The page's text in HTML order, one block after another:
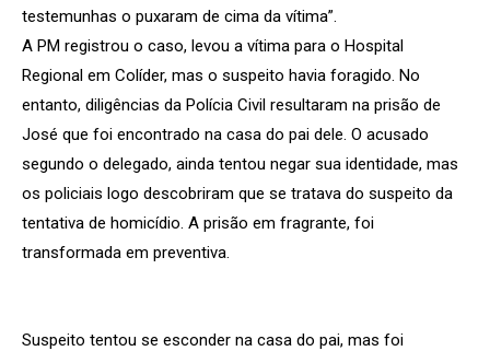
testemunhas o puxaram de cima da vítima”.
A PM registrou o caso, levou a vítima para o Hospital
Regional em Colíder, mas o suspeito havia foragido. No
entanto, diligências da Polícia Civil resultaram na prisão de
José que foi encontrado na casa do pai dele. O acusado
segundo o delegado, ainda tentou negar sua identidade, mas
os policiais logo descobriram que se tratava do suspeito da
tentativa de homicídio. A prisão em fragrante, foi
transformada em preventiva.
Suspeito tentou se esconder na casa do pai, mas foi